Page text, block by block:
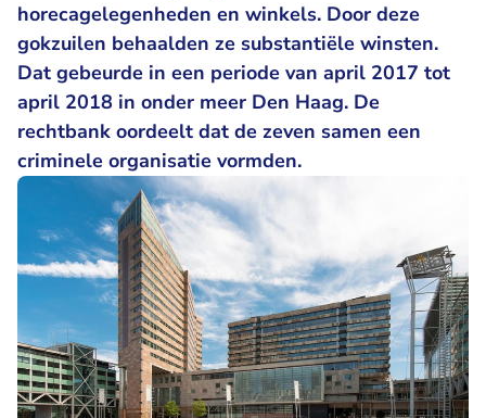
horecagelegenheden en winkels. Door deze
gokzuilen behaalden ze substantiële winsten.
Dat gebeurde in een periode van april 2017 tot
april 2018 in onder meer Den Haag. De
rechtbank oordeelt dat de zeven samen een
criminele organisatie vormden.